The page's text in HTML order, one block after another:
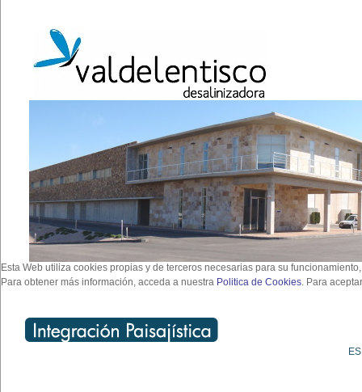
Esta Web utiliza cookies propias y de terceros necesarias para su
Para obtener más información, acceda a nuestra Politica de Cookies. Para